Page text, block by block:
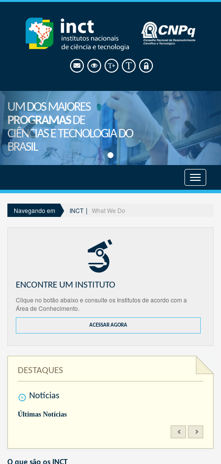
UM DOS MAIORES
PROGRAMASDE
CIÊNCIAS E TECNOLOGIA DO
BRASIL
menu
Navegando em INCT What We Do
ENCONTRE UM INSTITUTO
Clique no botão abaixo e consulte os Institutos de acordo com a
Área de Conhecimento.
ACESSAR AGORA
DESTAQUES
Notícias
Últimas Notícias